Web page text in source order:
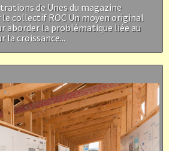
de Unes du magazine
collectif ROC Un moyen original
aborder la problématique liée au
la croissance...